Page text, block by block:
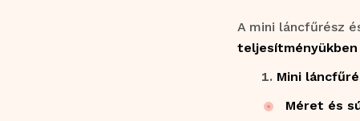
A mini láncfűrész
teljesítményükben
Mini
Méret és